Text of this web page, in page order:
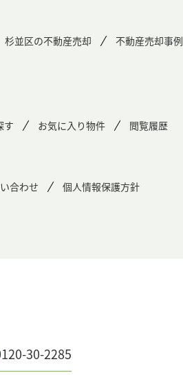
杉並区の不動産売却
不動産売却事例
す お気に入り物件 閲覧履歴
合わせ 個人情報保護方針
30-2285